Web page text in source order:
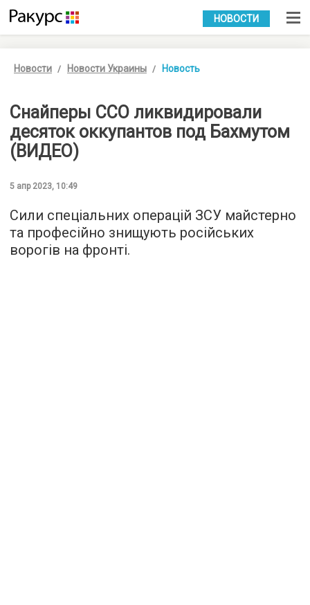
УКР РУС
НОВОСТИ
Новости Новости Украины Новость
Снайперы ССО ликвидировали
десяток оккупантов под Бахмутом
(ВИДЕО)
5 апр 2023, 10:49
Сили спеціальних операцій ЗСУ майстерно
та професійно знищують російських
ворогів на фронті.